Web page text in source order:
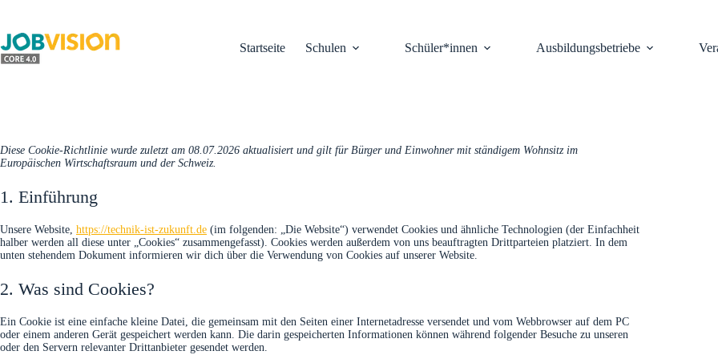
springen
Startseite
Schulen Schüler*innen Ausbildungsbetriebe
Diese Cookie-Richtlinie wurde zuletzt am 08.07.2026 aktualisiert und gilt für Bürger und Einwohner mit ständigem Wohnsitz im
Europäischen Wirtschaftsraum und der Schweiz.
1. Einführung
Unsere Website, https://technik-ist-zukunft.de (im folgenden: „Die Website“) verwendet Cookies und ähnliche Technologien (der Einfachheit
halber werden all diese unter „Cookies“ zusammengefasst). Cookies werden außerdem von uns beauftragten Drittparteien platziert. In dem
unten stehendem Dokument informieren wir dich über die Verwendung von Cookies auf unserer Website.
2. Was sind Cookies?
Ein Cookie ist eine einfache kleine Datei, die gemeinsam mit den Seiten einer Internetadresse versendet und vom Webbrowser auf dem PC
oder einem anderen Gerät gespeichert werden kann. Die darin gespeicherten Informationen können während folgender Besuche zu unseren
oder den Servern relevanter Drittanbieter gesendet werden.